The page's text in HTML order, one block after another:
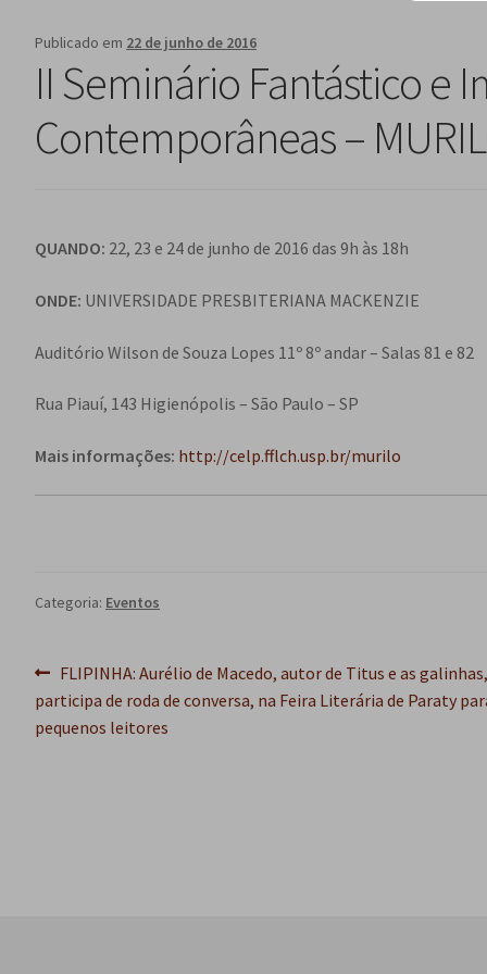
Publicado em 22 de junho de 2016
II Seminário Fantástico e
Contemporâneas –
QUANDO: 22, 23 e 24 de junho de 2016 das 9h às 18h
ONDE: UNIVERSIDADE PRESBITERIANA MACKENZIE
Auditório Wilson de Souza Lopes 11º 8º andar – Salas 81 e 82
Rua Piauí, 143 Higienópolis – São Paulo – SP
Mais informações: http://celp.fflch.usp.br/murilo
Categoria: Eventos
Navegação
de
Post
anterior:
FLIPINHA: Aurélio de Macedo, autor de Titus e as galinhas,
participa de roda de conversa, na Feira Literária de Paraty
pequenos leitores